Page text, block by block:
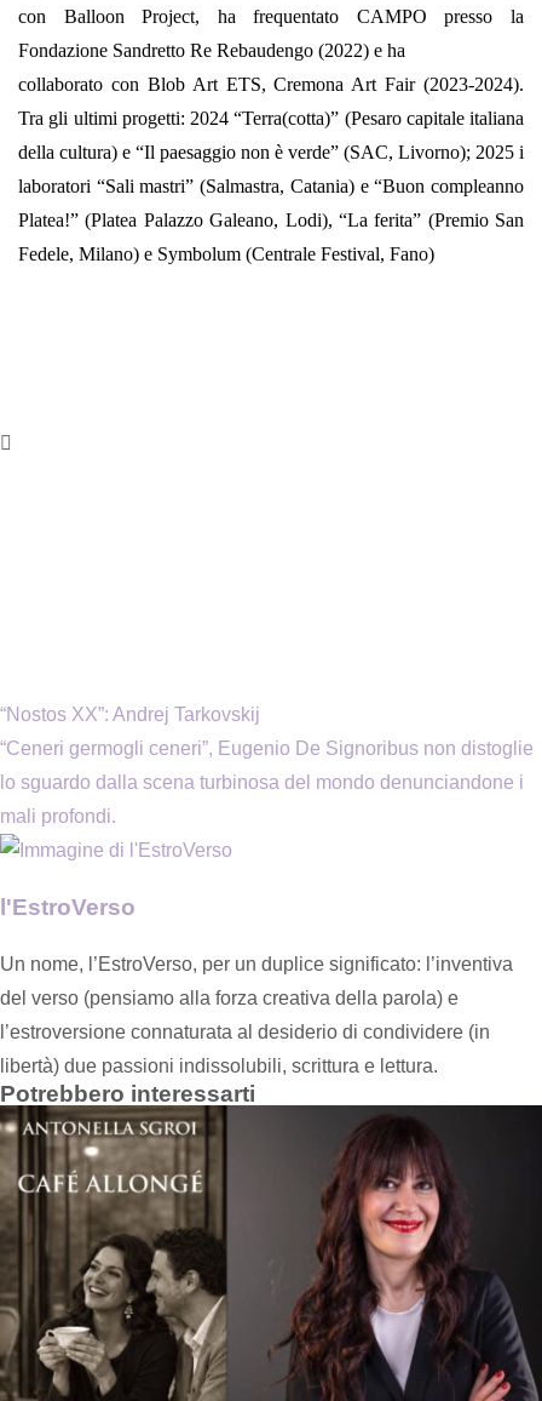
con Balloon Project, ha frequentato CAMPO presso la
Fondazione Sandretto Re Rebaudengo (2022) e ha
collaborato con Blob Art ETS, Cremona Art Fair (2023-2024).
Tra gli ultimi progetti: 2024 “Terra(cotta)” (Pesaro capitale italiana
della cultura) e “Il paesaggio non è verde” (SAC, Livorno); 2025 i
laboratori “Sali mastri” (Salmastra, Catania) e “Buon compleanno
Platea!” (Platea Palazzo Galeano, Lodi), “La ferita” (Premio San
Fedele, Milano) e Symbolum (Centrale Festival, Fano)
“Nostos XX”: Andrej Tarkovskij
“Ceneri germogli ceneri”, Eugenio De Signoribus non distoglie
lo sguardo dalla scena turbinosa del mondo denunciandone i
mali profondi.
l'EstroVerso
Un nome, l’EstroVerso, per un duplice significato: l’inventiva
del verso (pensiamo alla forza creativa della parola) e
l’estroversione connaturata al desiderio di condividere (in
libertà) due passioni indissolubili, scrittura e lettura.
Potrebbero interessarti